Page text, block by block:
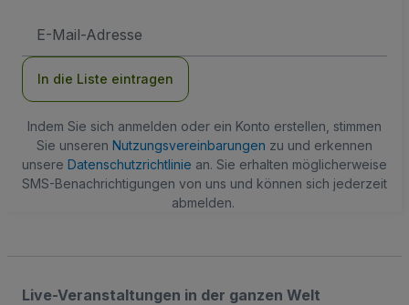
Mail-
In die Liste eintragen
Indem Sie sich anmelden oder ein Konto erstellen, stimmen
Sie unseren Nutzungsvereinbarungen zu und erkennen
unsere Datenschutzrichtlinie an. Sie erhalten möglicherweise
SMS-Benachrichtigungen von uns und können sich jederzeit
abmelden.
Live-Veranstaltungen in der ganzen Welt